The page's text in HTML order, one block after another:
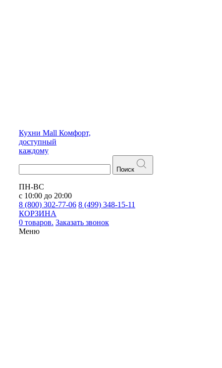
Кухни Mall Комфорт,
доступный
каждому
Поиск
ПН-ВС
с 10:00 до 20:00
8 (800) 302-77-06 8 (499) 348-15-11
КОРЗИНА
0 товаров. Заказать звонок
Меню